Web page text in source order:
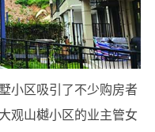
小区吸引了不少购房者
观山樾小区的业主管女